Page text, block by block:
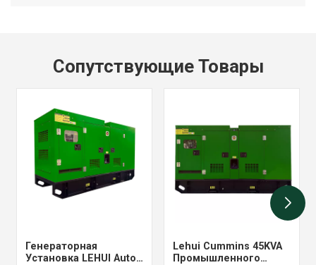
Сопутствующие Товары
Генераторная
Установка LEHUI Auto-
Lehui Cummins 45KVA
Промышленного